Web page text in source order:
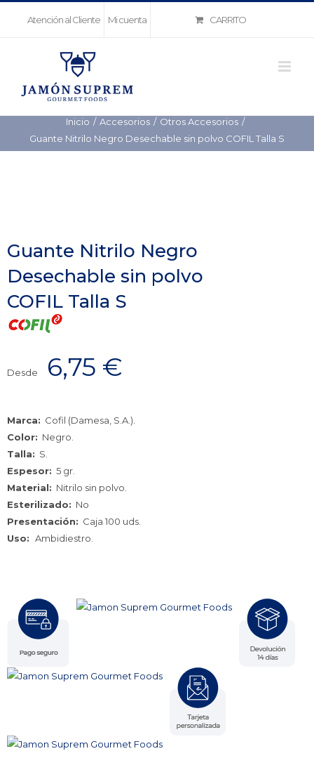
Atención al Cliente Mi cuenta CARRITO
Inicio Accesorios
Otros Accesorios
Guante Nitrilo Negro Desechable sin polvo COFIL Talla S
Guante Nitrilo Negro
Desechable sin polvo
COFIL Talla S
Desde 6,75 €
Marca: Cofil (Damesa, S.A.).
Color: Negro.
Talla: S.
Espesor: 5 gr.
Material: Nitrilo sin polvo.
Esterilizado: No
Presentación: Caja 100 uds.
Uso: Ambidiestro.